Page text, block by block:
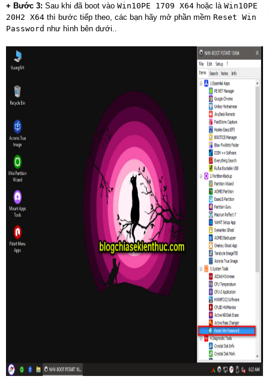
+ Bước 3: Sau khi đã boot vào Win10PE 1709 X64 hoặc là Win10PE
20H2 X64 thì bước tiếp theo, các bạn hãy mở phần mềm Reset Win
Password như hình bên dưới..